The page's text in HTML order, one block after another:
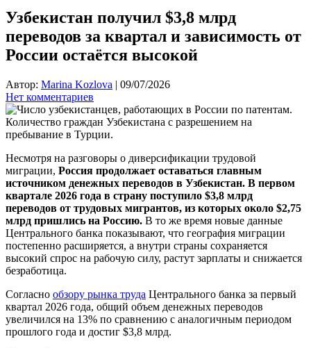
Узбекистан получил $3,8 млрд
переводов за квартал и зависимость от
России остаётся высокой
Автор: Marina Kozlova | 09/07/2026
Нет комментариев
Несмотря на разговоры о диверсификации трудовой
миграции, Россия продолжает оставаться главным
источником денежных переводов в Узбекистан. В первом
квартале 2026 года в страну поступило $3,8 млрд
переводов от трудовых мигрантов, из которых около $2,75
млрд пришлись на Россию. В то же время новые данные
Центрального банка показывают, что география миграции
постепенно расширяется, а внутри страны сохраняется
высокий спрос на рабочую силу, растут зарплаты и снижается
безработица.
Согласно обзору рынка труда Центрального банка за первый
квартал 2026 года, общий объем денежных переводов
увеличился на 13% по сравнению с аналогичным периодом
прошлого года и достиг $3,8 млрд.